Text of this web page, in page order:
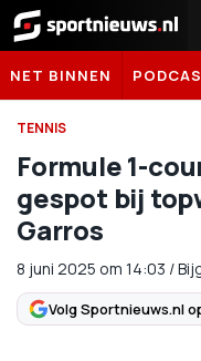
Sportnieuws.nl
NET BINNEN
TENNIS
Formule 1-
gespot bij
Garros
8 juni 2025 om 14:03 /
Volg Sportnieuws.nl